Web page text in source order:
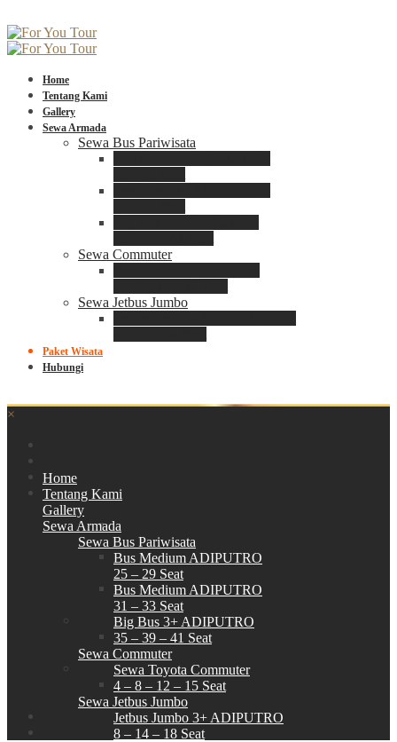
Home
Tentang Kami
Gallery
Sewa Armada
Sewa Bus Pariwisata
Sewa Commuter
Sewa Jetbus Jumbo
Paket Wisata
Hubungi
×
Home
Tentang Kami
Gallery
Sewa Armada
Sewa Bus Pariwisata
Bus Medium ADIPUTRO
25 – 29 Seat
Bus Medium ADIPUTRO
31 – 33 Seat
Big Bus 3+ ADIPUTRO
35 – 39 – 41 Seat
Sewa Commuter
Sewa Toyota Commuter
4 – 8 – 12 – 15 Seat
Sewa Jetbus Jumbo
Jetbus Jumbo 3+ ADIPUTRO
8 – 14 – 18 Seat